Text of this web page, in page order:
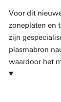
Voor dit
zoneplaten en
zijn
plasmabron
waardoor het